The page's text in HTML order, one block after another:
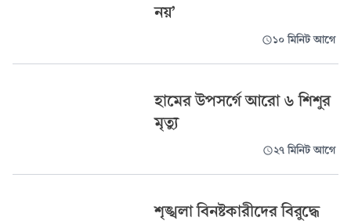
নয়’
১০ মিনিট আগে
হামের উপসর্গে আরো ৬ শিশুর
মৃত্যু
২৭ মিনিট আগে
শৃঙ্খলা বিনষ্টকারীদের বিরুদ্ধে